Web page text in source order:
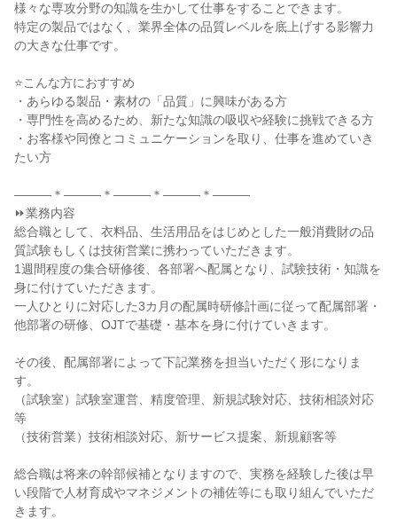
様々な専攻分野の知識を生かして仕事をすることできます。
特定の製品ではなく、業界全体の品質レベルを底上げする影響力
の大きな仕事です。
⭐こんな方におすすめ
・あらゆる製品・素材の「品質」に興味がある方
・専門性を高めるため、新たな知識の吸収や経験に挑戦できる方
・お客様や同僚とコミュニケーションを取り、仕事を進めていき
たい方
―――＊―――＊―――＊―――＊―――
⏩業務内容
総合職として、衣料品、生活用品をはじめとした一般消費財の品
質試験もしくは技術営業に携わっていただきます。
1週間程度の集合研修後、各部署へ配属となり、試験技術・知識を
身に付けていただきます。
一人ひとりに対応した3カ月の配属時研修計画に従って配属部署・
他部署の研修、OJTで基礎・基本を身に付けていきます。
その後、配属部署によって下記業務を担当いただく形になりま
す。
（試験室）試験室運営、精度管理、新規試験対応、技術相談対応
等
（技術営業）技術相談対応、新サービス提案、新規顧客等
総合職は将来の幹部候補となりますので、実務を経験した後は早
い段階で人材育成やマネジメントの補佐等にも取り組んでいただ
きます。